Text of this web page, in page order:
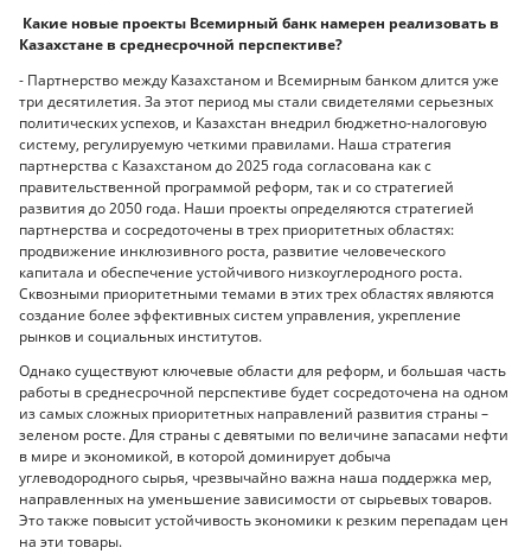
Какие новые проекты Всемирный банк намерен реализовать в
Казахстане в среднесрочной перспективе?
- Партнерство между Казахстаном и Всемирным банком длится уже
три десятилетия. За этот период мы стали свидетелями серьезных
политических успехов, и Казахстан внедрил бюджетно-налоговую
систему, регулируемую четкими правилами. Наша стратегия
партнерства с Казахстаном до 2025 года согласована как с
правительственной программой реформ, так и со стратегией
развития до 2050 года. Наши проекты определяются стратегией
партнерства и сосредоточены в трех приоритетных областях:
продвижение инклюзивного роста, развитие человеческого
капитала и обеспечение устойчивого низкоуглеродного роста.
Сквозными приоритетными темами в этих трех областях являются
создание более эффективных систем управления, укрепление
рынков и социальных институтов.
Однако существуют ключевые области для реформ, и большая часть
работы в среднесрочной перспективе будет сосредоточена на одном
из самых сложных приоритетных направлений развития страны –
зеленом росте. Для страны с девятыми по величине запасами нефти
в мире и экономикой, в которой доминирует добыча
углеводородного сырья, чрезвычайно важна наша поддержка мер,
направленных на уменьшение зависимости от сырьевых товаров.
Это также повысит устойчивость экономики к резким перепадам цен
на эти товары.